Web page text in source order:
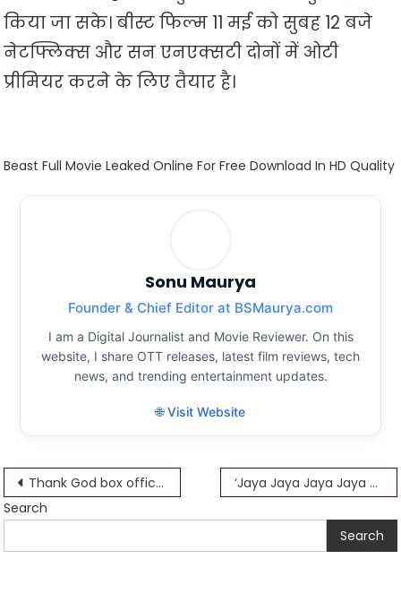
किया जा सके। बीस्ट फिल्म 11 मई को सुबह 12 बजे
नेटफ्लिक्स और सन एनएक्सटी दोनों में ओटी
प्रीमियर करने के लिए तैयार है।
Beast Full Movie Leaked Online For Free Download In HD Quality
Sonu Maurya
Founder & Chief Editor at BSMaurya.com
I am a Digital Journalist and Movie Reviewer. On this
website, I share OTT releases, latest film reviews, tech
news, and trending entertainment updates.
🌐 Visit Website
Post
navigation
Thank God box office collection day 5
‘Jaya Jaya Jaya Jaya Hey’ movie Download 1080p 720p 360p
Search
Search